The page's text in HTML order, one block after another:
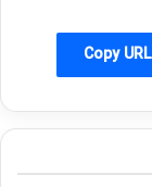
Copy URL